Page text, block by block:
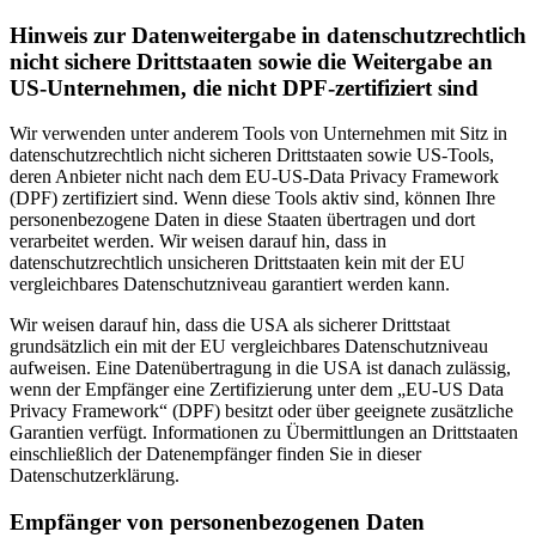
Hinweis zur Datenweitergabe in datenschutzrechtlich
nicht sichere Drittstaaten sowie die Weitergabe an
US-Unternehmen, die nicht DPF-zertifiziert sind
Wir verwenden unter anderem Tools von Unternehmen mit Sitz in
datenschutzrechtlich nicht sicheren Drittstaaten sowie US-Tools,
deren Anbieter nicht nach dem EU-US-Data Privacy Framework
(DPF) zertifiziert sind. Wenn diese Tools aktiv sind, können Ihre
personenbezogene Daten in diese Staaten übertragen und dort
verarbeitet werden. Wir weisen darauf hin, dass in
datenschutzrechtlich unsicheren Drittstaaten kein mit der EU
vergleichbares Datenschutzniveau garantiert werden kann.
Wir weisen darauf hin, dass die USA als sicherer Drittstaat
grundsätzlich ein mit der EU vergleichbares Datenschutzniveau
aufweisen. Eine Datenübertragung in die USA ist danach zulässig,
wenn der Empfänger eine Zertifizierung unter dem „EU-US Data
Privacy Framework“ (DPF) besitzt oder über geeignete zusätzliche
Garantien verfügt. Informationen zu Übermittlungen an Drittstaaten
einschließlich der Datenempfänger finden Sie in dieser
Datenschutzerklärung.
Empfänger von personenbezogenen Daten